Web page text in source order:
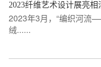
2023纤维艺术设计展亮
2023年3月，“编织河流
绒......